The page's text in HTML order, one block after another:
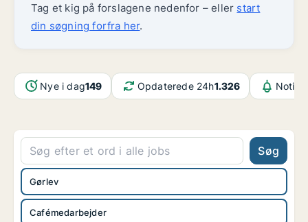
Tag et kig på forslagene nedenfor – eller start
din søgning forfra her.
Nye i dag149 Opdaterede 24h1.326
Søg
Cafémedarbejder
Gørlev